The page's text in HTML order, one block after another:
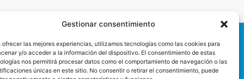
Gestionar consentimiento
ofrecer las mejores experiencias, utilizamos tecnologías como las cookies para
y/o acceder a la información del dispositivo. El consentimiento de estas
nos permitirá procesar datos como el comportamiento de navegación o las
únicas en este sitio. No consentir o retirar el consentimiento, puede